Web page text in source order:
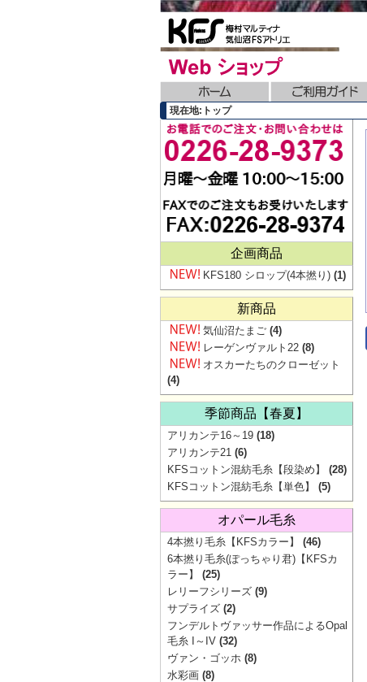
現在地:トップ
企画商品
KFS180 シロップ(4本撚り) (1)
新商品
気仙沼たまご (4)
レーゲンヴァルト22 (8)
オスカーたちのクローゼット
(4)
季節商品【春夏】
アリカンテ16～19 (18)
アリカンテ21 (6)
KFSコットン混紡毛糸【段染め】
(28)
KFSコットン混紡毛糸【単色】
(5)
オパール毛糸
4本撚り毛糸【KFSカラー】
(46)
6本撚り毛糸(ぽっちゃり君)【KFSカ
ラー】
(25)
レリーフシリーズ (9)
サプライズ (2)
フンデルトヴァッサー作品によるOpal
毛糸 I～IV (32)
ヴァン・ゴッホ (8)
水彩画 (8)